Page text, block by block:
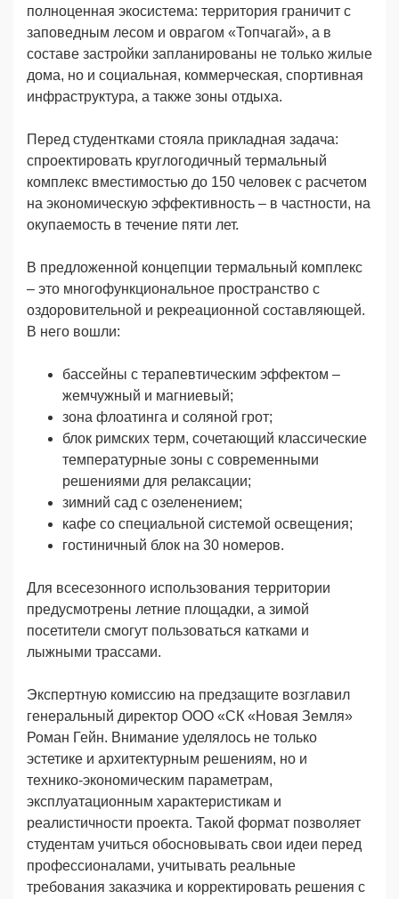
полноценная экосистема: территория граничит с
заповедным лесом и оврагом «Топчагай», а в
составе застройки запланированы не только жилые
дома, но и социальная, коммерческая, спортивная
инфраструктура, а также зоны отдыха.
Перед студентками стояла прикладная задача:
спроектировать круглогодичный термальный
комплекс вместимостью до 150 человек с расчетом
на экономическую эффективность – в частности, на
окупаемость в течение пяти лет.
В предложенной концепции термальный комплекс
– это многофункциональное пространство с
оздоровительной и рекреационной составляющей.
В него вошли:
бассейны с терапевтическим эффектом –
жемчужный и магниевый;
зона флоатинга и соляной грот;
блок римских терм, сочетающий классические
температурные зоны с современными
решениями для релаксации;
зимний сад с озеленением;
кафе со специальной системой освещения;
гостиничный блок на 30 номеров.
Для всесезонного использования территории
предусмотрены летние площадки, а зимой
посетители смогут пользоваться катками и
лыжными трассами.
Экспертную комиссию на предзащите возглавил
генеральный директор ООО «СК «Новая Земля»
Роман Гейн. Внимание уделялось не только
эстетике и архитектурным решениям, но и
технико‑экономическим параметрам,
эксплуатационным характеристикам и
реалистичности проекта. Такой формат позволяет
студентам учиться обосновывать свои идеи перед
профессионалами, учитывать реальные
требования заказчика и корректировать решения с